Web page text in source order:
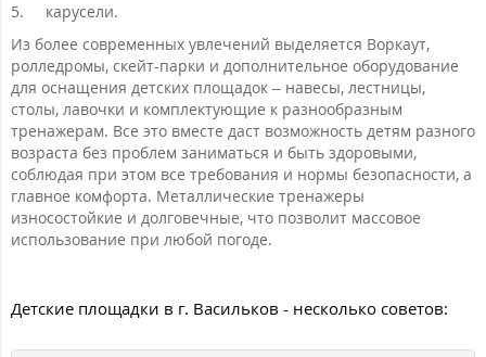
5.
карусели.
Из более современных увлечений выделяется Воркаут,
ролледромы, скейт-парки и дополнительное оборудование
для оснащения детских площадок – навесы, лестницы,
столы, лавочки и комплектующие к разнообразным
тренажерам. Все это вместе даст возможность детям разного
возраста без проблем заниматься и быть здоровыми,
соблюдая при этом все требования и нормы безопасности, а
главное комфорта. Металлические тренажеры
износостойкие и долговечные, что позволит массовое
использование при любой погоде.
Детские площадки в г. Васильков - несколько советов: